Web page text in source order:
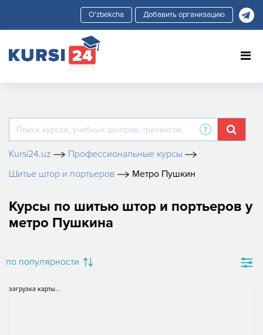
Добавить организацию
Kursi24.uz
Профессиональные курсы
Шитье штор и портьеров
Метро Пушкин
Курсы по шитью штор и портьеров у
метро Пушкина
по популярности
загрузка карты...